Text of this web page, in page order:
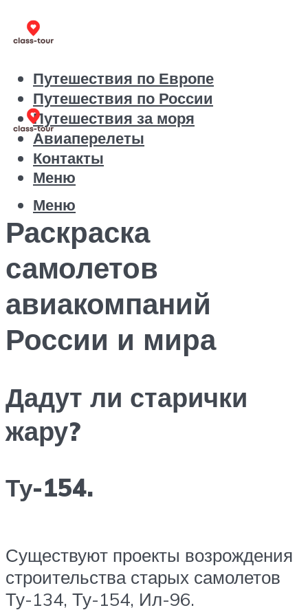
Путешествия по Европе
Путешествия по России
Путешествия за моря
Авиаперелеты
Контакты
Меню
Меню
Раскраска
самолетов
авиакомпаний
России и мира
Дадут ли старички
жару?
Ту-154.
Существуют проекты возрождения
строительства старых самолетов
Ту-134, Ту-154, Ил-96.